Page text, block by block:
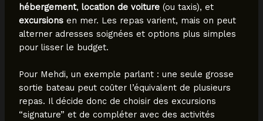
hébergement, location de voiture(ou taxis), et
excursionsen mer. Les repas varient, mais on peut
alterner adresses soignées et options plus simples
pour lisser le budget.
Pour Mehdi, un exemple parlant : une seule grosse
sortie bateau peut coûter l’équivalent de plusieurs
repas. Il décide donc de choisir des excursions
“signature” et de compléter avec des activités